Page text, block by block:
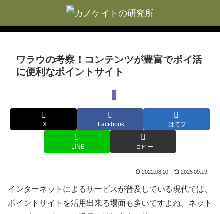
ワラウの考察！コンテンツが豊富でポイ活
に便利なポイントサイト
ポイントサイト
X Facebook はてブ
LINE コピー
2022.08.20 2025.09.19
インターネットによるサービスが普及している現代では、
ポイントサイトを活用出来る場面も多いですよね。ネット